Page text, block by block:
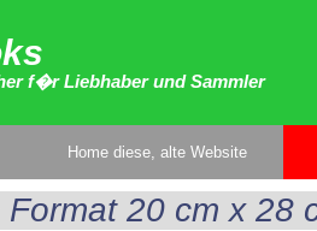
f�r Liebhaber und Sammler
Home diese, alte Website
20 cm x 28